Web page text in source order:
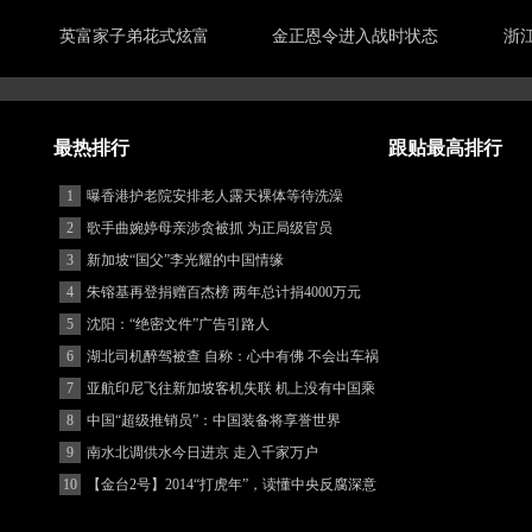
英富家子弟花式炫富 金正恩令进入战时状态 浙
最热排行 跟贴最高排行
1
曝香港护老院安排老人露天裸体等待洗澡
2
歌手曲婉婷母亲涉贪被抓 为正局级官员
3
新加坡“国父”李光耀的中国情缘
4
朱镕基再登捐赠百杰榜 两年总计捐4000万元
5
沈阳：“绝密文件”广告引路人
6
湖北司机醉驾被查 自称：心中有佛 不会出车祸
(图)
7
亚航印尼飞往新加坡客机失联 机上没有中国乘
客
8
中国“超级推销员”：中国装备将享誉世界
9
南水北调供水今日进京 走入千家万户
10
【金台2号】2014“打虎年”，读懂中央反腐深意